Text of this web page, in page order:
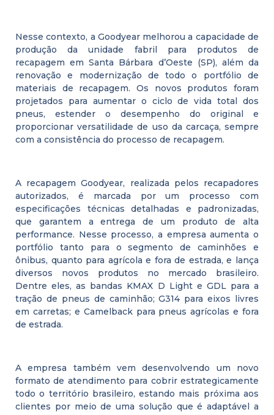
Nesse contexto, a Goodyear melhorou a capacidade de
produção da unidade fabril para produtos de
recapagem em Santa Bárbara d’Oeste (SP), além da
renovação e modernização de todo o portfólio de
materiais de recapagem. Os novos produtos foram
projetados para aumentar o ciclo de vida total dos
pneus, estender o desempenho do original e
proporcionar versatilidade de uso da carcaça, sempre
com a consistência do processo de recapagem.
A recapagem Goodyear, realizada pelos recapadores
autorizados, é marcada por um processo com
especificações técnicas detalhadas e padronizadas,
que garantem a entrega de um produto de alta
performance. Nesse processo, a empresa aumenta o
portfólio tanto para o segmento de caminhões e
ônibus, quanto para agrícola e fora de estrada, e lança
diversos novos produtos no mercado brasileiro.
Dentre eles, as bandas KMAX D Light e GDL para a
tração de pneus de caminhão; G314 para eixos livres
em carretas; e Camelback para pneus agrícolas e fora
de estrada.
A empresa também vem desenvolvendo um novo
formato de atendimento para cobrir estrategicamente
todo o território brasileiro, estando mais próxima aos
clientes por meio de uma solução que é adaptável a